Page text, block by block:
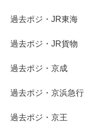
過去ポジ・JR東海
過去ポジ・JR貨物
過去ポジ・京成
過去ポジ・京浜急行
過去ポジ・京王